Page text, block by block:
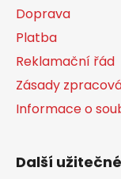
Doprava
Platba
Reklamační řád
Zásady
Informace o
Další